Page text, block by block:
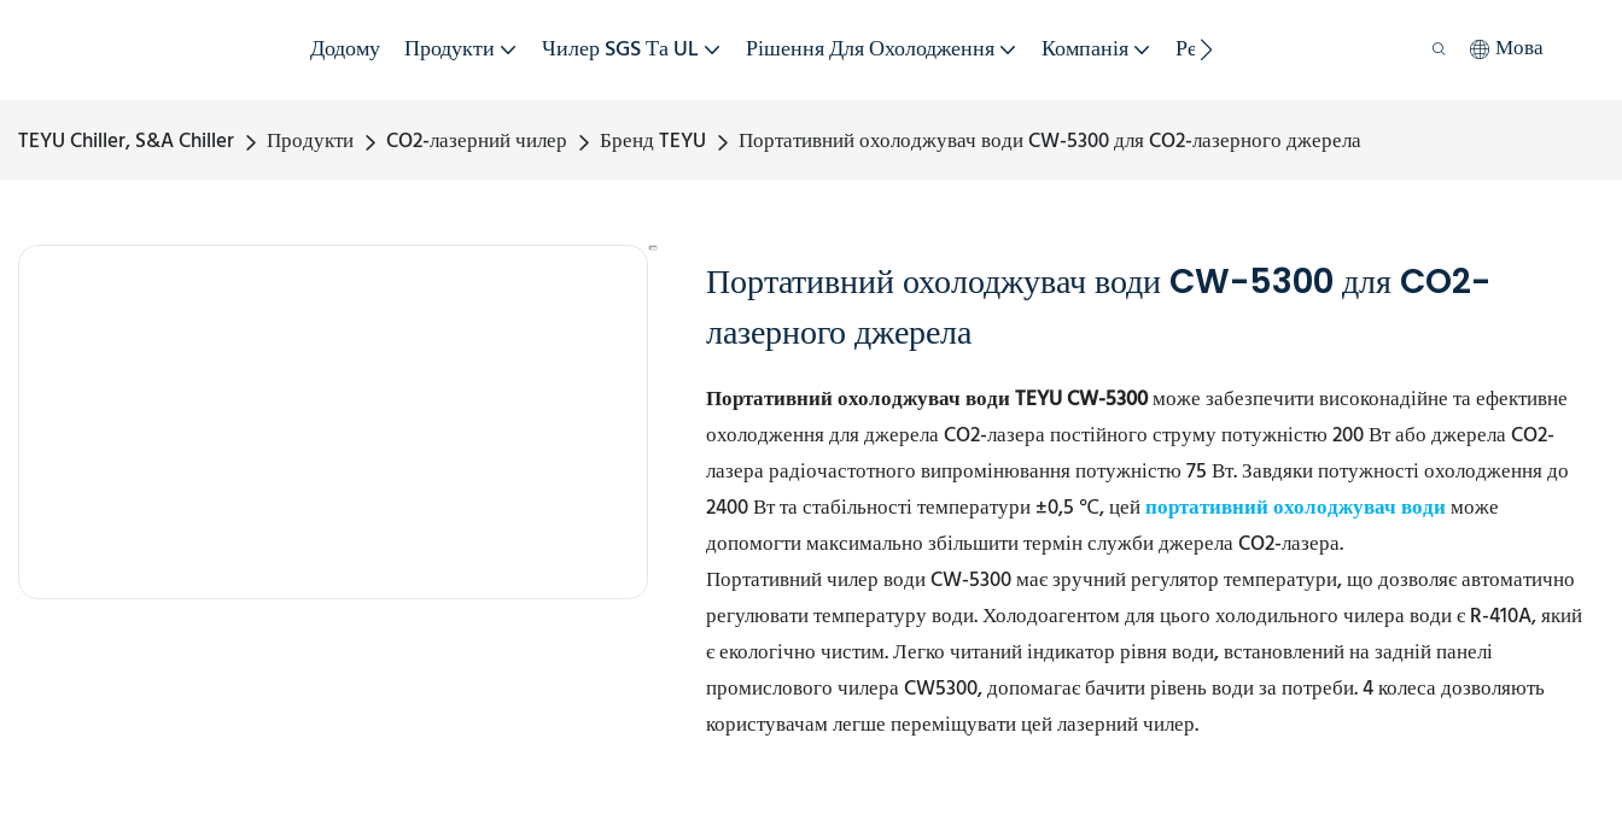
Додому Продукти Чилер SGS Та UL Рішення Для Охолодження Компанія Ресурс Сталий Розвиток Мова
TEYU Chiller, S&A Chiller Продукти CO2-лазерний чилер Бренд TEYU Портативний охолоджувач води CW-5300 для CO2-лазерного джерела
Портативний охолоджувач води CW-5300 для CO2-
лазерного джерела
Портативний охолоджувач води TEYU CW-5300може забезпечити високонадійне та ефективне
охолодження для джерела CO2-лазера постійного струму потужністю 200 Вт або джерела CO2-
лазера радіочастотного випромінювання потужністю 75 Вт. Завдяки потужності охолодження до
2400 Вт та стабільності температури ±0,5 ℃, цейпортативний охолоджувач водиможе
допомогти максимально збільшити термін служби джерела CO2-лазера.
Портативний чилер води CW-5300 має зручний регулятор температури, що дозволяє автоматично
регулювати температуру води. Холодоагентом для цього холодильного чилера води є R-410A, який
є екологічно чистим. Легко читаний індикатор рівня води, встановлений на задній панелі
промислового чилера CW5300, допомагає бачити рівень води за потреби. 4 колеса дозволяють
користувачам легше переміщувати цей лазерний чилер.